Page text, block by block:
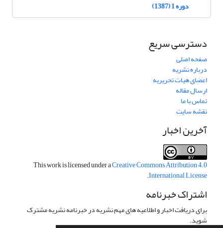
دوره 1 (1387)
دسترسی سریع
صفحه اصلی
درباره نشریه
اعضای هیات تحریریه
ارسال مقاله
تماس با ما
نقشه سایت
آخرین اخبار
This work is licensed under aCreative Commons Attribution 4.0
International License
.
اشتراک خبرنامه
برای دریافت اخبار و اطلاعیه های مهم نشریه در خبرنامه نشریه مشترک
شوید.